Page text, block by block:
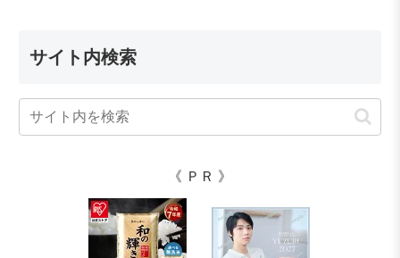
サイト内検索
《 ＰＲ 》